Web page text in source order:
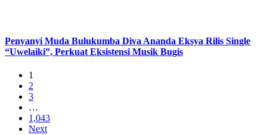
Penyanyi Muda Bulukumba Diva Ananda Eksya Rilis Single
“Uwelaiki”, Perkuat Eksistensi Musik Bugis
1
2
3
…
1,043
Next